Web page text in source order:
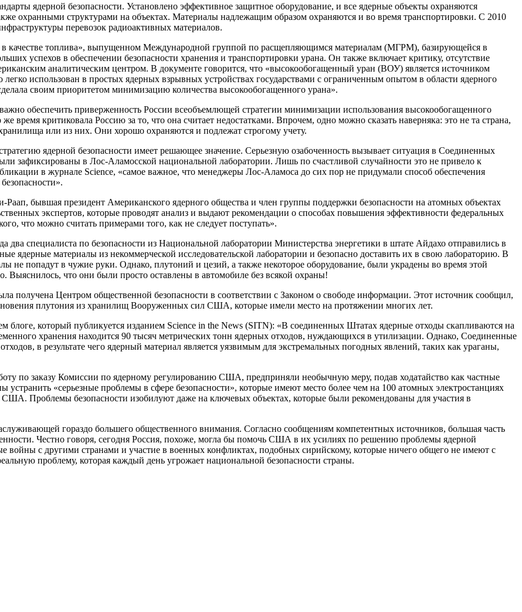
ядерной безопасности. Установлено эффективное защитное оборудование, и все ядерные объекты охраняются
охранными структурами на объектах. Материалы надлежащим образом охраняются и во время транспортировки. С 2010
перевозок радиоактивных материалов.
в качестве топлива», выпущенном Международной группой по расщепляющимся материалам (МГРМ), базирующейся в
успехов в обеспечении безопасности хранения и транспортировки урана. Он также включает критику, отсутствие
аналитическим центром. В документе говорится, что «высокообогащенный уран (ВОУ) является источником
использован в простых ядерных взрывных устройствах государствами с ограниченным опытом в области ядерного
своим приоритетом минимизацию количества высокообогащенного урана».
обеспечить приверженность России всеобъемлющей стратегии минимизации использования высокообогащенного
время критиковала Россию за то, что она считает недостатками. Впрочем, одно можно сказать наверняка: это не та страна,
или из них. Они хорошо охраняются и подлежат строгому учету.
ядерной безопасности имеет решающее значение. Серьезную озабоченность вызывает ситуация в Соединенных
зафиксированы в Лос-Аламосской национальной лаборатории. Лишь по счастливой случайности это не привело к
в журнале Science, «самое важное, что менеджеры Лос-Аламоса до сих пор не придумали способ обеспечения
Раап, бывшая президент Американского ядерного общества и член группы поддержки безопасности на атомных объектах
экспертов, которые проводят анализ и выдают рекомендации о способах повышения эффективности федеральных
что можно считать примерами того, как не следует поступать».
специалиста по безопасности из Национальной лаборатории Министерства энергетики в штате Айдахо отправились в
ядерные материалы из некоммерческой исследовательской лаборатории и безопасно доставить их в свою лабораторию. В
не попадут в чужие руки. Однако, плутоний и цезий, а также некоторое оборудование, были украдены во время этой
Выяснилось, что они были просто оставлены в автомобиле без всякой охраны!
получена Центром общественной безопасности в соответствии с Законом о свободе информации. Этот источник сообщил,
плутония из хранилищ Вооруженных сил США, которые имели место на протяжении многих лет.
блоге, который публикуется изданием Science in the News (SITN): «В соединенных Штатах ядерные отходы скапливаются на
хранения находится 90 тысяч метрических тонн ядерных отходов, нуждающихся в утилизации. Однако, Соединенные
в результате чего ядерный материал является уязвимым для экстремальных погодных явлений, таких как ураганы,
по заказу Комиссии по ядерному регулированию США, предприняли необычную меру, подав ходатайство как частные
«серьезные проблемы в сфере безопасности», которые имеют место более чем на 100 атомных электростанциях
Проблемы безопасности изобилуют даже на ключевых объектах, которые были рекомендованы для участия в
гораздо большего общественного внимания. Согласно сообщениям компетентных источников, большая часть
Честно говоря, сегодня Россия, похоже, могла бы помочь США в их усилиях по решению проблемы ядерной
войны с другими странами и участие в военных конфликтах, подобных сирийскому, которые ничего общего не имеют с
проблему, которая каждый день угрожает национальной безопасности страны.